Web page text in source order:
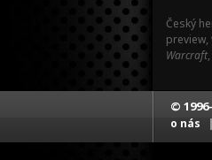
Český
Warcraft,
©
o nás |